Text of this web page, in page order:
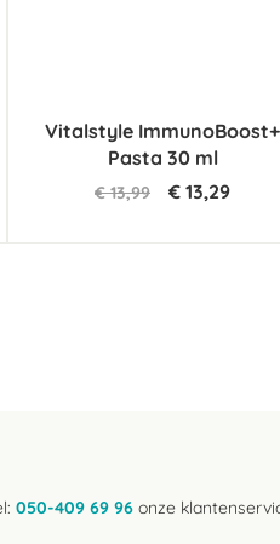
Vitalstyle ImmunoBoost+
Pasta 30 ml
€ 13,99 € 13,29
050-409 69 96 onze